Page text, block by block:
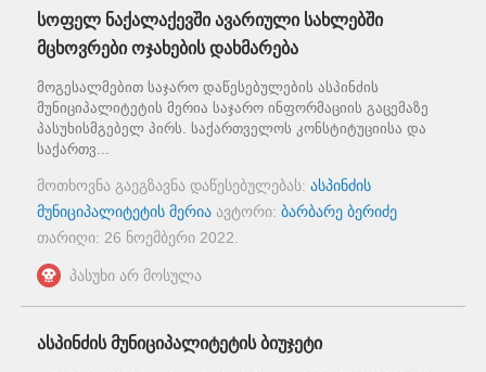
სოფელ ნაქალაქევში ავარიული სახლებში
მცხოვრები ოჯახების დახმარება
მოგესალმებით საჯარო დაწესებულების ასპინძის
მუნიციპალიტეტის მერია საჯარო ინფორმაციის გაცემაზე
პასუხისმგებელ პირს. საქართველოს კონსტიტუციისა და
საქართვ...
მოთხოვნა გაეგზავნა დაწესებულებას: ასპინძის
მუნიციპალიტეტის მერია ავტორი: ბარბარე ბერიძე
თარიღი: 26 ნოემბერი 2022
პასუხი არ მოსულა
ასპინძის მუნიციპალიტეტის ბიუჯეტი